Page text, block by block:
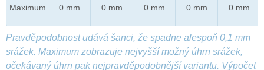
Maximum 0 mm 0 mm 0 mm 0 mm 0 mm
Pravděpodobnost udává šanci, že spadne alespoň 0,1 mm
srážek. Maximum zobrazuje nejvyšší možný úhrn srážek,
očekávaný úhrn pak nejpravděpodobnější variantu. Výpočet